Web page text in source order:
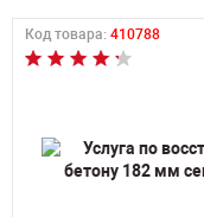
Код товара: 410788